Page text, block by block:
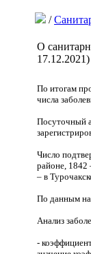
/
О
17.12.2021)
По итогам
числа
Посуточный
Число
районе, 1842
– в
По данным на
Анализ
-